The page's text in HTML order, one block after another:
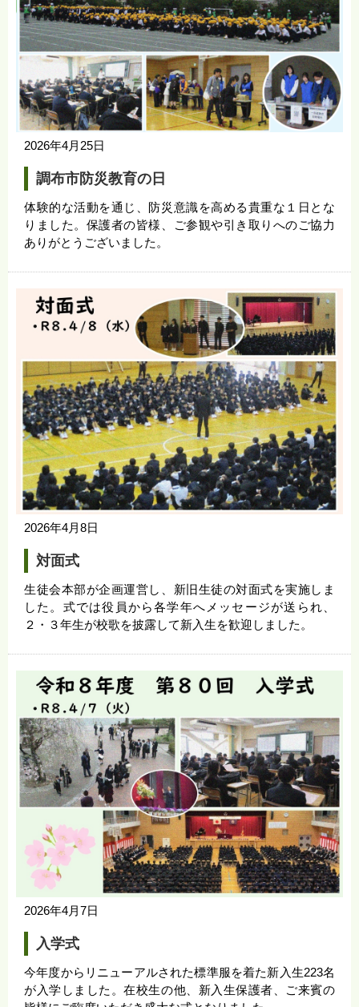
2026年4月25日
調布市防災教育の日
体験的な活動を通じ、防災意識を高める貴重な１日とな
りました。保護者の皆様、ご参観や引き取りへのご協力
ありがとうございました。
2026年4月8日
対面式
生徒会本部が企画運営し、新旧生徒の対面式を実施しま
した。式では役員から各学年へメッセージが送られ、
２・３年生が校歌を披露して新入生を歓迎しました。
2026年4月7日
入学式
今年度からリニューアルされた標準服を着た新入生223名
が入学しました。在校生の他、新入生保護者、ご来賓の